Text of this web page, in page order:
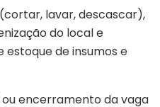
lavar, descascar),
do local e
de insumos e
encerramento da vaga